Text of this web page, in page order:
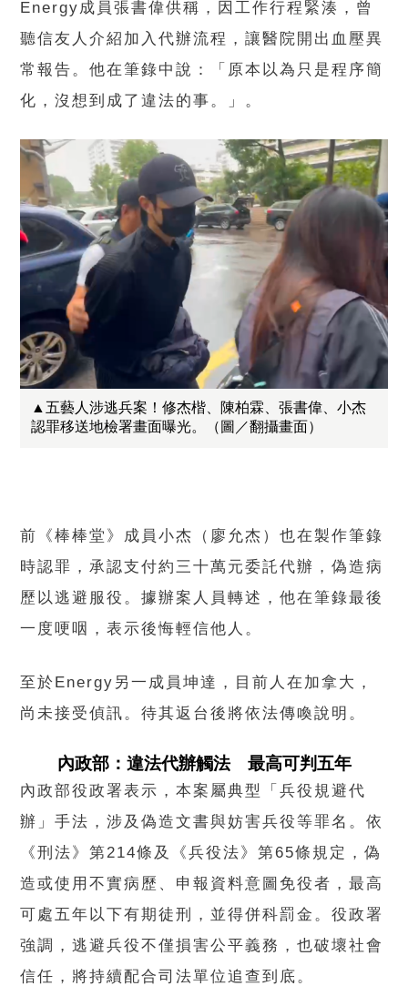
Energy成員張書偉供稱，因工作行程緊湊，曾
聽信友人介紹加入代辦流程，讓醫院開出血壓異
常報告。他在筆錄中說：「原本以為只是程序簡
化，沒想到成了違法的事。」。
▲五藝人涉逃兵案！修杰楷、陳柏霖、張書偉、小杰
認罪移送地檢署畫面曝光。（圖／翻攝畫面）
前《棒棒堂》成員小杰（廖允杰）也在製作筆錄
時認罪，承認支付約三十萬元委託代辦，偽造病
歷以逃避服役。據辦案人員轉述，他在筆錄最後
一度哽咽，表示後悔輕信他人。
至於Energy另一成員坤達，目前人在加拿大，
尚未接受偵訊。待其返台後將依法傳喚說明。
內政部：違法代辦觸法 最高可判五年
內政部役政署表示，本案屬典型「兵役規避代
辦」手法，涉及偽造文書與妨害兵役等罪名。依
《刑法》第214條及《兵役法》第65條規定，偽
造或使用不實病歷、申報資料意圖免役者，最高
可處五年以下有期徒刑，並得併科罰金。役政署
強調，逃避兵役不僅損害公平義務，也破壞社會
信任，將持續配合司法單位追查到底。